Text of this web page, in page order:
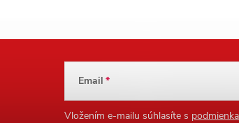
Email
Vložením e-mailu súhlasíte s